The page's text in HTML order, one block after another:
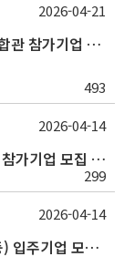
[서울대학교 산학협력단] CES 2027 서울통합관 참가기업 모집
493
2026-04-21
SK 텔레콤과 함께하는 SKTCH FOR GOOD 참가기업 모집 안내(~04.30(목))
299
2026-04-14
서울대학교 산학협력단 창업보육센터(943동) 입주기업 모집 공고 (상시)
2026-04-14